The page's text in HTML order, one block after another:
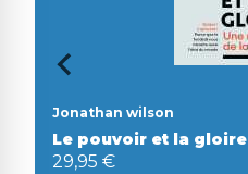
Jonathan wilson
Le pouvoir et la gloire
29,95 €